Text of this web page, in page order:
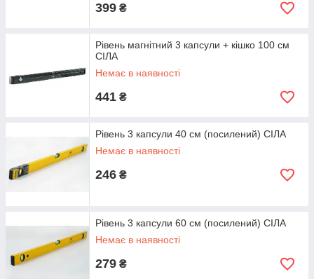
399 ₴
Рівень магнітний 3 капсули + кішко 100 см
СІЛА
Немає в наявності
441 ₴
Рівень 3 капсули 40 см (посилений) СІЛА
Немає в наявності
246 ₴
Рівень 3 капсули 60 см (посилений) СІЛА
Немає в наявності
279 ₴